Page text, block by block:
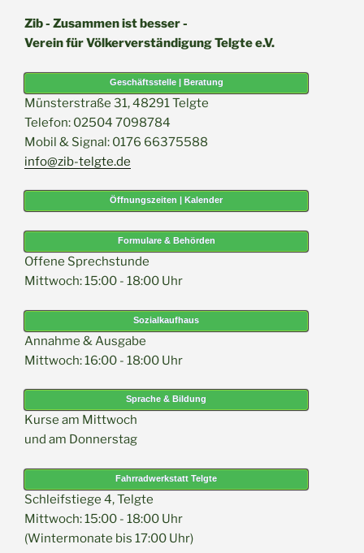
Zib - Zusammen ist besser -
Verein für Völkerverständigung Telgte e.V.
Geschäftsstelle | Beratung
Münsterstraße 31, 48291 Telgte
Telefon: 02504 7098784
Mobil & Signal: 0176 66375588
info@zib-telgte.de
Öffnungszeiten | Kalender
Formulare & Behörden
Offene Sprechstunde
Mittwoch: 15:00 - 18:00 Uhr
Sozialkaufhaus
Annahme & Ausgabe
Mittwoch: 16:00 - 18:00 Uhr
Sprache & Bildung
Kurse am Mittwoch
und am Donnerstag
Fahrradwerkstatt Telgte
Schleifstiege 4, Telgte
Mittwoch: 15:00 - 18:00 Uhr
(Wintermonate bis 17:00 Uhr)